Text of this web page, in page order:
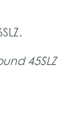
45SLZ